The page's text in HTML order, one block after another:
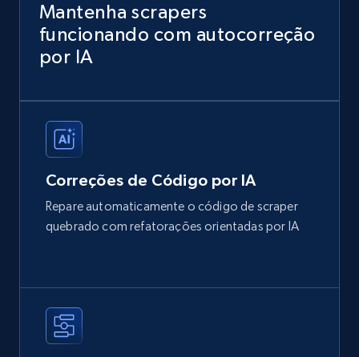
Mantenha scrapers
funcionando com autocorreção
por IA
Correções de Código por IA
Repare automaticamente o código de scraper
quebrado com refatorações orientadas por IA